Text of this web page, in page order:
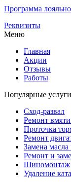
Программа
Реквизиты
Меню
Главная
Акции
Отзывы
Работы
Популярные услуги
Сход-развал
Ремонт
Проточка
Ремонт
Замена масла
Ремонт и
Шиномонтаж
Удаление